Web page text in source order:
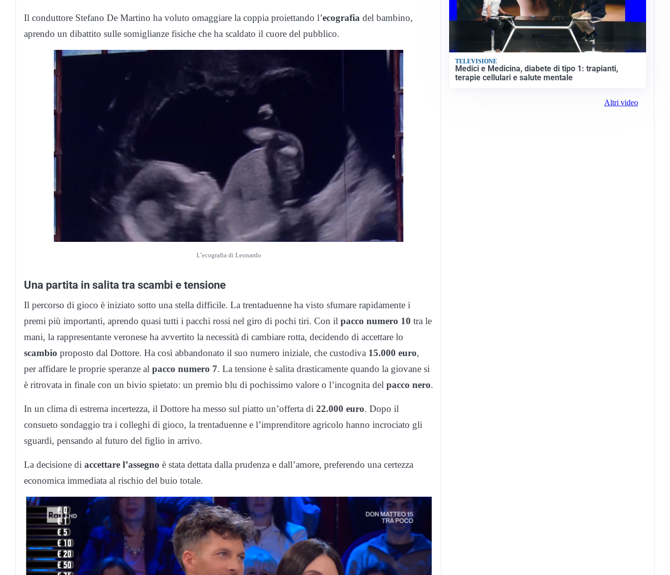
Il conduttore Stefano De Martino ha voluto omaggiare la coppia proiettando l’ecografia del bambino,
aprendo un dibattito sulle somiglianze fisiche che ha scaldato il cuore del pubblico.
L’ecografia di Leonardo
Una partita in salita tra scambi e tensione
Il percorso di gioco è iniziato sotto una stella difficile. La trentaduenne ha visto sfumare rapidamente i
premi più importanti, aprendo quasi tutti i pacchi rossi nel giro di pochi tiri. Con il pacco numero 10 tra le
mani, la rappresentante veronese ha avvertito la necessità di cambiare rotta, decidendo di accettare lo
scambio proposto dal Dottore. Ha così abbandonato il suo numero iniziale, che custodiva 15.000 euro,
per affidare le proprie speranze al pacco numero 7. La tensione è salita drasticamente quando la giovane si
è ritrovata in finale con un bivio spietato: un premio blu di pochissimo valore o l’incognita del pacco nero.
In un clima di estrema incertezza, il Dottore ha messo sul piatto un’offerta di 22.000 euro. Dopo il
consueto sondaggio tra i colleghi di gioco, la trentaduenne e l’imprenditore agricolo hanno incrociato gli
sguardi, pensando al futuro del figlio in arrivo.
La decisione di accettare l’assegno è stata dettata dalla prudenza e dall’amore, preferendo una certezza
economica immediata al rischio del buio totale.
TELEVISIONE
Medici e Medicina, diabete di tipo 1: trapianti,
terapie cellulari e salute mentale
Altri video